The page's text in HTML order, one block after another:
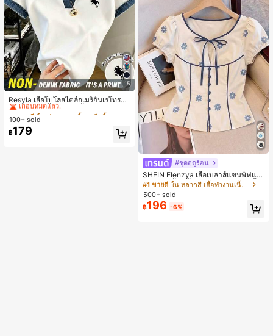
15
Resyla เสื้อโปโลสไตล์อเมริกันเรโทรสำ
หรับผู้หญิง, เสื้อยืดแขนสั้นสำหรับผู้หญิ
ง, ลายม้า, สไตล์ Y2K, เสื้อโปโลแขนสั้น
แบบคัลเลอร์บล็อกสำหรับผู้หญิง
#1 ขายดี
ใน ปลอกคอ เสื้อสตรี เสื้อเบลาส์ & Tee
เกือบหมดแล้ว!
#1 ขายดี
เกือบหมดแล้ว!
#1 ขายดี
เกือบหมดแล้ว!
#1 ขายดี
ใน ปลอกคอ เสื้อสตรี เสื้อเบลาส์ & Tee
100+ sold
฿179
#ชุดฤดูร้อน
SHEIN Elenzya เสื้อเบลาส์แขนพัฟแต่
งระบายสีพื้นสีน้ำเงินสำหรับผู้หญิง, เสื้อ
ครอปเข้ารูปผูกโบว์คอวีตัดกันสำหรับฤ
ดูร้อน
#1 ขายดี
ใน หลากสี เสื้อทำงานเนื้อผ้านุ่ม
500+ sold
฿196 -6%